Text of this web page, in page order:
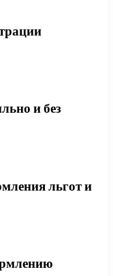
и без
льгот и